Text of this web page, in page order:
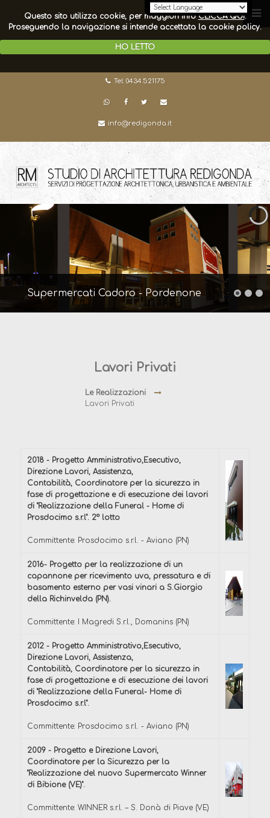
Questo sito utilizza cookie, per maggiori infoCLICCA QUI.
Proseguendo la navigazione si intende accettata la cookie policy.
HO LETTO
Tel: 0434.521175
info@redigonda.it
Supermercati Cadoro - Pordenone
Lavori Privati
Le Realizzazioni
Lavori Privati
2018 - Progetto Amministrativo,Esecutivo,
Direzione Lavori, Assistenza,
Contabilità, Coordinatore per la sicurezza in
fase di progettazione e di esecuzione dei lavori
di "Realizzazione della Funeral - Home di
Prosdocimo s.r.l". 2° lotto
Committente: Prosdocimo s.r.l. - Aviano (PN)
2016- Progetto per la realizzazione di un
capannone per ricevimento uva, pressatura e di
basamento esterno per vasi vinari a S.Giorgio
della Richinvelda (PN).
Committente: I Magredi S.r.l., Domanins (PN)
2012 - Progetto Amministrativo,Esecutivo,
Direzione Lavori, Assistenza,
Contabilità, Coordinatore per la sicurezza in
fase di progettazione e di esecuzione dei lavori
di "Realizzazione della Funeral- Home di
Prosdocimo s.r.l".
Committente: Prosdocimo s.r.l. - Aviano (PN)
2009 - Progetto e Direzione Lavori,
Coordinatore per la Sicurezza per la
"Realizzazione del nuovo Supermercato Winner
di Bibione (VE)".
Committente: WINNER s.r.l. – S. Donà di Piave (VE)